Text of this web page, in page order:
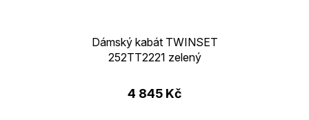
Dámský kabát TWINSET
252TT2221 zelený
4 845 Kč